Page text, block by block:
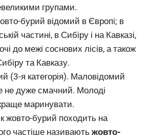
групами.
бурий відомий в Європі; в
частині, в Сибіру і на Кавказі,
до межі соснових лісів, а також
та Кавказу.
(3-я категорія). Маловідомий
не дуже смачний. Молоді
маринувати.
жовто-бурий походить на
частіше називають жовто-